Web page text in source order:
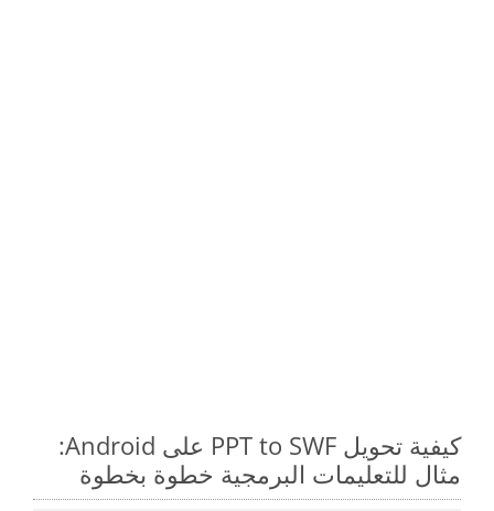
كيفية تحويل PPT to SWF على Android:
مثال للتعليمات البرمجية خطوة بخطوة